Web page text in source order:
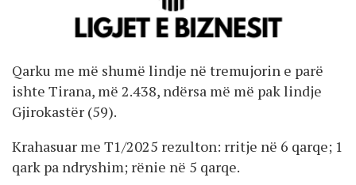
Qarku me më shumë lindje në tremujorin e parë
ishte Tirana, më 2.438, ndërsa më më pak lindje
Gjirokastër (59).
Krahasuar me T1/2025 rezulton: rritje në 6 qarqe; 1
qark pa ndryshim; rënie në 5 qarqe.